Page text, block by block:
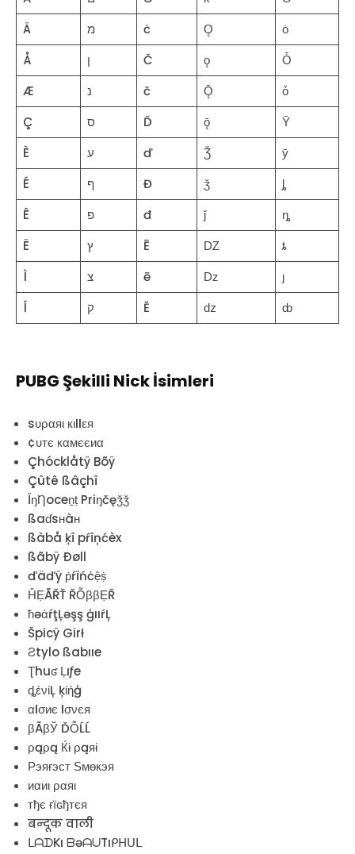
Ä
מ ċ Ǫ
ȯ
Å
ן Č ǫ
Ȱ
Æ
נ č Ǭ
ȱ
Ç
ס Ď ǭ
Ȳ
È
ע ď Ǯ
ȳ
É
ף Đ ǯ
ȴ
Ê
פ đ ǰ
ȵ
Ë
ץ Ē Ǳ
ȶ
Ì
צ ē ǲ
ȷ
Í
ק Ĕ ǳ ȸ
PUBG Şekilli Nick İsimleri
sυραяι кιℓℓεя
¢υтє кαмєєиα
Çhócklåtÿ Bõÿ
Çûtê ßâçhî
ÏŋȠoceṉṭ Priŋčęǯǯ
ßaɗsʜàʜ
ßàbå ķî pŕîņćèx
ßãbÿ Ðøll
ďäďÿ ṗŕïńċệṩ
ĤẸÃŘŤ ŘỖββẸŘ
ħəάŕţĻəşş ģııŕĻ
Špicÿ Girł
Ƨtylo ßabııe
Ʈhuʛ Ḷıƒe
ȡένίĻ ķίήģ
αℓσиє ℓσνєя
βÃβЎ ĎỖĹĹ
ρąρą Ќɨ ρąяɨ
Рэяғэст Ѕмөкэя
иαиι ραяι
тђє ғїԍђтєя
बन्दूक वाली
ᒪᗩᗪKı ᗷəᗩᑌTıᑭᕼᑌᒪ